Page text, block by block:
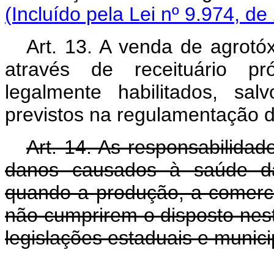
(Incluído pela Lei nº 9.974, de
Art. 13. A venda de
através de receituário
legalmente habilitados,
previstos na regulamentação
Art. 14. As
danos causados à saúde
quando a produção, a
não cumprirem o disposto
legislações estaduais e